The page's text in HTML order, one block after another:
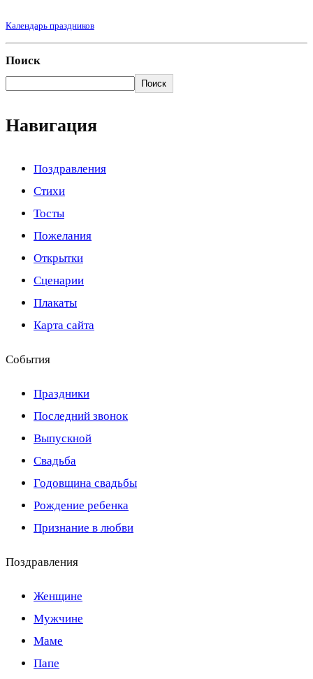
Календарь праздников
Поиск
Поиск
Навигация
Поздравления
Стихи
Тосты
Пожелания
Открытки
Сценарии
Плакаты
Карта сайта
События
Праздники
Последний звонок
Выпускной
Свадьба
Годовщина свадьбы
Рождение ребенка
Признание в любви
Поздравления
Женщине
Мужчине
Маме
Папе